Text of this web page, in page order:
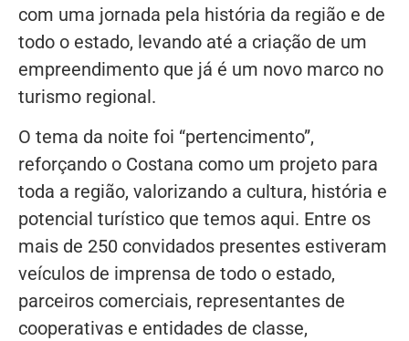
com uma jornada pela história da região e de
todo o estado, levando até a criação de um
empreendimento que já é um novo marco no
turismo regional.
O tema da noite foi “pertencimento”,
reforçando o Costana como um projeto para
toda a região, valorizando a cultura, história e
potencial turístico que temos aqui. Entre os
mais de 250 convidados presentes estiveram
veículos de imprensa de todo o estado,
parceiros comerciais, representantes de
cooperativas e entidades de classe,